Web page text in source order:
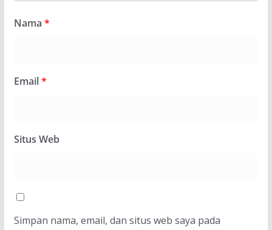
Nama *
Email*
Situs Web
Simpan nama, email, dan situs web saya pada